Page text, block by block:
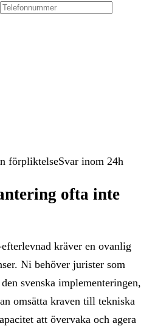
förpliktelseSvar inom 24h
ofta inte
kräver en ovanlig
Ni behöver jurister som
svenska implementeringen,
omsätta kraven till tekniska
att övervaka och agera